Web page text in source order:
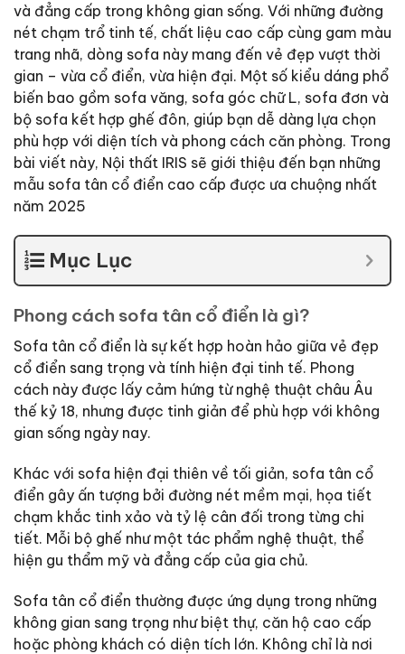
và đẳng cấp trong không gian sống. Với những đường
nét chạm trổ tinh tế, chất liệu cao cấp cùng gam màu
trang nhã, dòng sofa này mang đến vẻ đẹp vượt thời
gian – vừa cổ điển, vừa hiện đại. Một số kiểu dáng phổ
biến bao gồm sofa văng, sofa góc chữ L, sofa đơn và
bộ sofa kết hợp ghế đôn, giúp bạn dễ dàng lựa chọn
phù hợp với diện tích và phong cách căn phòng. Trong
bài viết này, Nội thất IRIS sẽ giới thiệu đến bạn những
mẫu sofa tân cổ điển cao cấp được ưa chuộng nhất
năm 2025
Mục Lục
Phong cách sofa tân cổ điển là gì?
Sofa tân cổ điển là sự kết hợp hoàn hảo giữa vẻ đẹp
cổ điển sang trọng và tính hiện đại tinh tế. Phong
cách này được lấy cảm hứng từ nghệ thuật châu Âu
thế kỷ 18, nhưng được tinh giản để phù hợp với không
gian sống ngày nay.
Khác với sofa hiện đại thiên về tối giản, sofa tân cổ
điển gây ấn tượng bởi đường nét mềm mại, họa tiết
chạm khắc tinh xảo và tỷ lệ cân đối trong từng chi
tiết. Mỗi bộ ghế như một tác phẩm nghệ thuật, thể
hiện gu thẩm mỹ và đẳng cấp của gia chủ.
Sofa tân cổ điển thường được ứng dụng trong những
không gian sang trọng như biệt thự, căn hộ cao cấp
hoặc phòng khách có diện tích lớn. Không chỉ là nơi